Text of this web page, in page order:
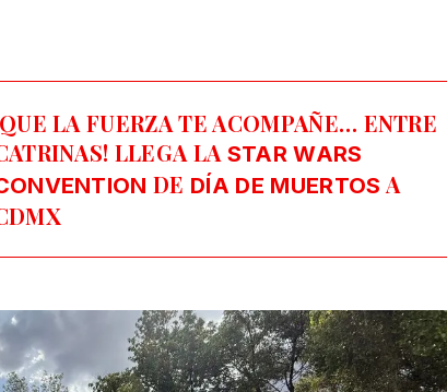
LA FUERZA TE ACOMPAÑE… ENTRE
LLEGA LASTAR WARS
DE DÍA DE MUERTOS A